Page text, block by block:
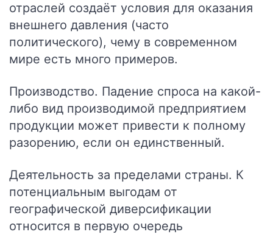
отраслей создаёт условия для оказания
внешнего давления (часто
политического), чему в современном
мире есть много примеров.
Производство. Падение спроса на какой-
либо вид производимой предприятием
продукции может привести к полному
разорению, если он единственный.
Деятельность за пределами страны. К
потенциальным выгодам от
географической диверсификации
относится в первую очередь